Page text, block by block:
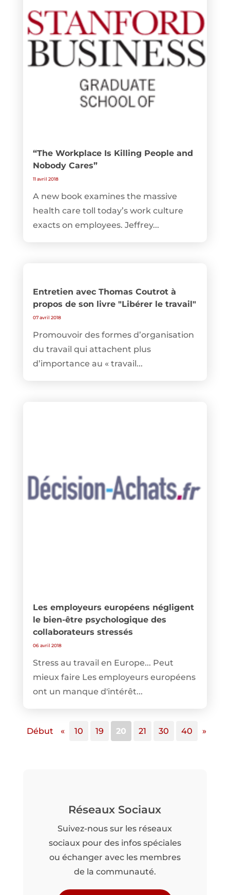
“The Workplace Is Killing People and
Nobody Cares”
11 avril 2018
A new book examines the massive
health care toll today’s work culture
exacts on employees. Jeffrey...
Entretien avec Thomas Coutrot à
propos de son livre "Libérer le travail"
07 avril 2018
Promouvoir des formes d’organisation
du travail qui attachent plus
d’importance au « travail...
Les employeurs européens négligent
le bien-être psychologique des
collaborateurs stressés
06 avril 2018
Stress au travail en Europe... Peut
mieux faire Les employeurs européens
ont un manque d'intérêt...
Début « 10 19 20 21 30 40 »
Réseaux Sociaux
Suivez-nous sur les réseaux
sociaux pour des infos spéciales
ou échanger avec les membres
de la communauté.